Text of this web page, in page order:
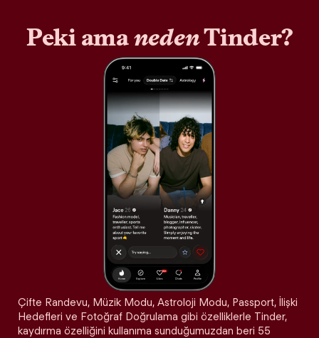
Peki amanedenTinder?
Çifte Randevu, Müzik Modu, Astroloji Modu, Passport, İlişki
Hedefleri ve Fotoğraf Doğrulama gibi özelliklerle Tinder,
kaydırma özelliğini kullanıma sunduğumuzdan beri 55